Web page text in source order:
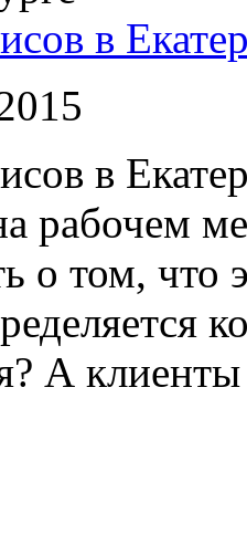
в
в
рабочем
о том, что
А